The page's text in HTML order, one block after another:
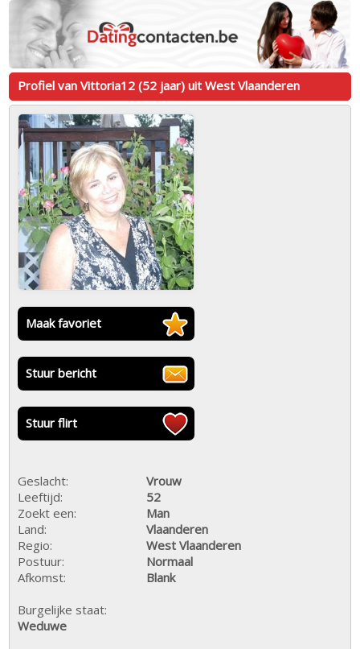
Profiel van Vittoria12 (52 jaar) uit West Vlaanderen
Maak favoriet
Stuur bericht
Stuur flirt
Geslacht:
Vrouw
Leeftijd:
52
Zoekt een:
Man
Land:
Vlaanderen
Regio:
West Vlaanderen
Postuur:
Normaal
Afkomst:
Blank
Burgelijke staat:
Weduwe